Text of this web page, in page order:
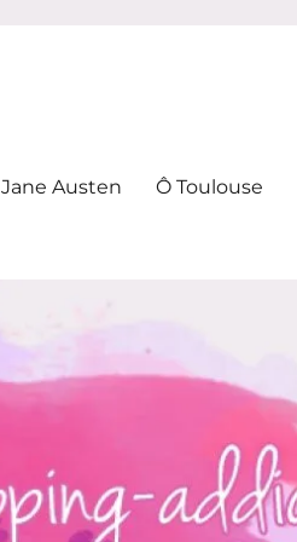
Jane Austen Ô Toulouse